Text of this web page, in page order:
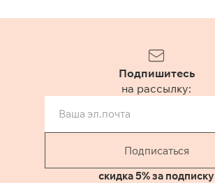
Подпишитесь
на рассылку:
Подписаться
скидка 5% за подписку